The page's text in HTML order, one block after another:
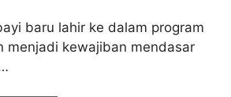
baru lahir ke dalam program
menjadi kewajiban mendasar